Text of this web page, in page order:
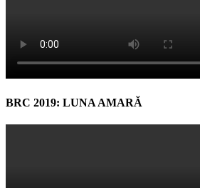
BRC 2019: LUNA AMARĂ